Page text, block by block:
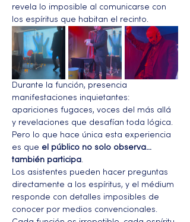
revela lo imposible al comunicarse con
los espíritus que habitan el recinto.
Durante la función, presencia
manifestaciones inquietantes:
apariciones fugaces, voces del más allá
y revelaciones que desafían toda lógica.
Pero lo que hace única esta experiencia
es que el público no solo observa…
también participa
Los asistentes pueden hacer preguntas
directamente a los espíritus, y el médium
responde con detalles imposibles de
conocer por medios convencionales.